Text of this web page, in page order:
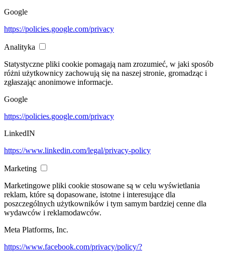
Google
https://policies.google.com/privacy
Analityka
Statystyczne pliki cookie pomagają nam zrozumieć, w jaki sposób
różni użytkownicy zachowują się na naszej stronie, gromadząc i
zgłaszając anonimowe informacje.
Google
https://policies.google.com/privacy
LinkedIN
https://www.linkedin.com/legal/privacy-policy
Marketing
Marketingowe pliki cookie stosowane są w celu wyświetlania
reklam, które są dopasowane, istotne i interesujące dla
poszczególnych użytkowników i tym samym bardziej cenne dla
wydawców i reklamodawców.
Meta Platforms, Inc.
https://www.facebook.com/privacy/policy/?